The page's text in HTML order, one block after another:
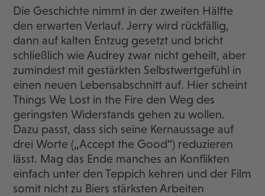
Die Geschichte nimmt in der zweiten Hälfte
den erwarten Verlauf. Jerry wird rückfällig,
dann auf kalten Entzug gesetzt und bricht
schließlich wie Audrey zwar nicht geheilt, aber
zumindest mit gestärkten Selbstwertgefühl in
einen neuen Lebensabschnitt auf. Hier scheint
Things We Lost in the Fire den Weg des
geringsten Widerstands gehen zu wollen.
Dazu passt, dass sich seine Kernaussage auf
drei Worte („Accept the Good“) reduzieren
lässt. Mag das Ende manches an Konflikten
einfach unter den Teppich kehren und der Film
somit nicht zu Biers stärksten Arbeiten